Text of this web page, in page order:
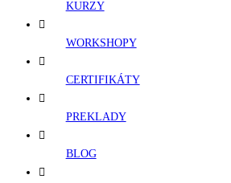
KURZY
WORKSHOPY
CERTIFIKÁTY
PREKLADY
BLOG